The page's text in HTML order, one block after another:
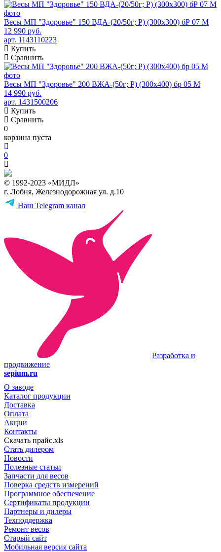
Весы МП "Здоровье" 150 ВДА-(20/50г; Р) (300х300) бР 07 М
12 990 руб.
арт. 1143110223
Купить
Сравнить
Весы МП "Здоровье" 200 ВЖА-(50г; Р) (300х400) бр 05 М
14 990 руб.
арт. 1431500206
Купить
Сравнить
0
корзина пуста
0
© 1992-2023 «МИДЛ»
г. Лобня, Железнодорожная ул. д.10
Наш Telegram канал
Разработка и
продвижение
sepium.ru
О заводе
Каталог продукции
Доставка
Оплата
Акции
Контакты
Скачать прайс.xls
Стать дилером
Новости
Полезные статьи
Запчасти для весов
Поверка средств измерений
Программное обеспечение
Сертификаты продукции
Партнеры и дилеры
Техподдержка
Ремонт весов
Старый сайт
Мобильная версия сайта